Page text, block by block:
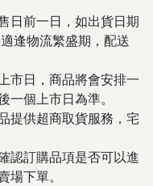
日前一日，如出貨日期
逢物流繁盛期，配送
市日，商品將會安排一
一個上市日為準。
提供超商取貨服務，宅
認訂購品項是否可以進
場下單。